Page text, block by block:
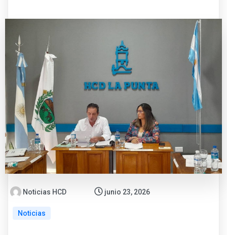
Noticias HCD junio 23, 2026
Noticias